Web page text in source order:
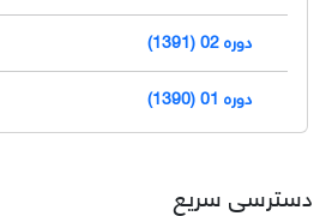
دوره 02 (1391)
دوره 01 (1390)
دسترسی سریع